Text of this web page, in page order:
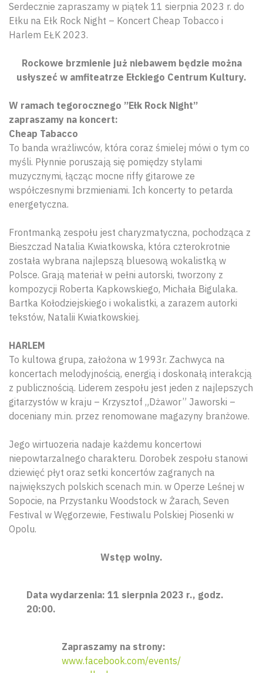
Serdecznie zapraszamy w piątek 11 sierpnia 2023 r. do
Ełku na Ełk Rock Night – Koncert Cheap Tobacco i
Harlem EŁK 2023.
Rockowe brzmienie już niebawem będzie można
usłyszeć w amfiteatrze Ełckiego Centrum Kultury.
W ramach tegorocznego ”Ełk Rock Night”
zapraszamy na koncert:
Cheap Tabacco
To banda wrażliwców, która coraz śmielej mówi o tym co
myśli. Płynnie poruszają się pomiędzy stylami
muzycznymi, łącząc mocne riffy gitarowe ze
współczesnymi brzmieniami. Ich koncerty to petarda
energetyczna.
Frontmanką zespołu jest charyzmatyczna, pochodząca z
Bieszczad Natalia Kwiatkowska, która czterokrotnie
została wybrana najlepszą bluesową wokalistką w
Polsce. Grają materiał w pełni autorski, tworzony z
kompozycji Roberta Kapkowskiego, Michała Bigulaka.
Bartka Kołodziejskiego i wokalistki, a zarazem autorki
tekstów, Natalii Kwiatkowskiej.
HARLEM
To kultowa grupa, założona w 1993r. Zachwyca na
koncertach melodyjnością, energią i doskonałą interakcją
z publicznością. Liderem zespołu jest jeden z najlepszych
gitarzystów w kraju – Krzysztof „Dżawor” Jaworski –
doceniany m.in. przez renomowane magazyny branżowe.
Jego wirtuozeria nadaje każdemu koncertowi
niepowtarzalnego charakteru. Dorobek zespołu stanowi
dziewięć płyt oraz setki koncertów zagranych na
największych polskich scenach m.in. w Operze Leśnej w
Sopocie, na Przystanku Woodstock w Żarach, Seven
Festival w Węgorzewie, Festiwalu Polskiej Piosenki w
Opolu.
Wstęp wolny.
Data wydarzenia: 11 sierpnia 2023 r., godz.
20:00.
Zapraszamy na strony:
www.facebook.com/events/